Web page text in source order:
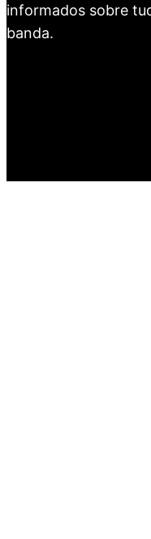
informados sobre
banda.